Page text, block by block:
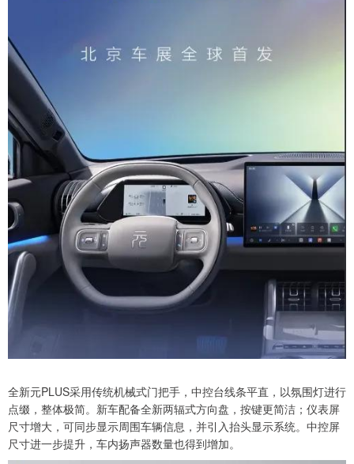
全新元PLUS采用传统机械式门把手，中控台线条平直，以氛围灯进行
点缀，整体极简。新车配备全新两辐式方向盘，按键更简洁；仪表屏
尺寸增大，可同步显示周围车辆信息，并引入抬头显示系统。中控屏
尺寸进一步提升，车内扬声器数量也得到增加。